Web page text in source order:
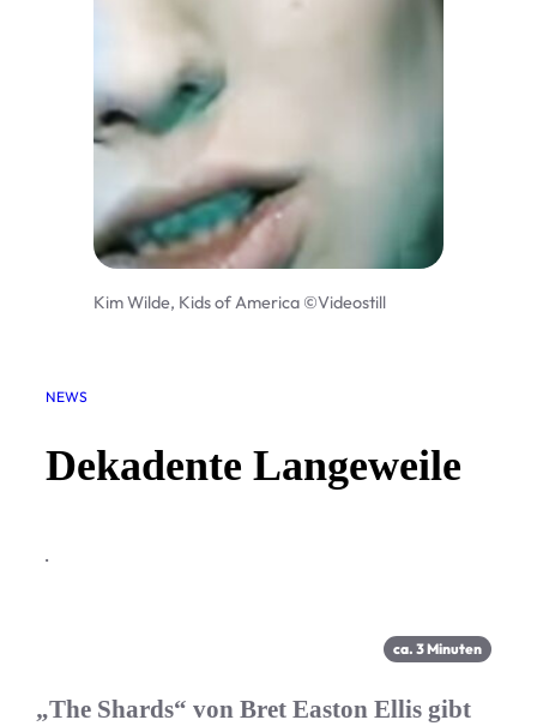
Kim Wilde, Kids of America ©Videostill
NEWS
Dekadente Langeweile
·
ca. 3Minu­ten
„The Shards“ von Bret Easton Ellis gibt